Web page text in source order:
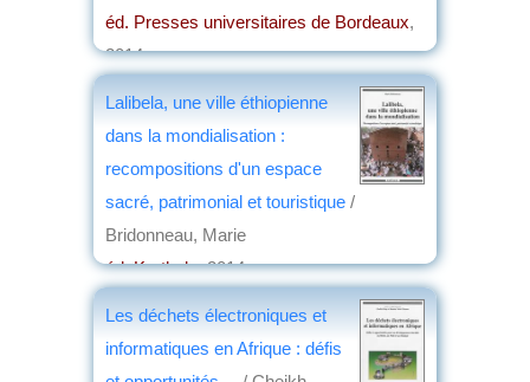
éd. Presses universitaires de Bordeaux,
2014
Lalibela, une ville éthiopienne
dans la mondialisation :
recompositions d'un espace
sacré, patrimonial et touristique /
Bridonneau, Marie
éd. Karthala, 2014
Les déchets électroniques et
informatiques en Afrique : défis